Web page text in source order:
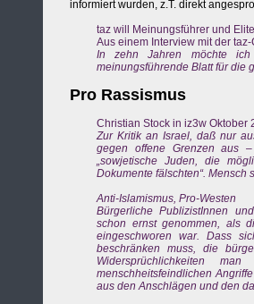
informiert wurden, z.T. direkt
taz will Meinungsführer und
Aus einem Interview mit der
In zehn Jahren möchte
meinungsführende Blatt für die
Pro Rassismus
Christian Stock in iz3w Oktober
Zur Kritik an Israel, daß nur
gegen offene Grenzen aus
„sowjetische Juden, die
Dokumente fälschten“. Mensch
Anti-Islamismus, Pro-Westen
Bürgerliche PublizistInnen
schon ernst genommen, als
eingeschworen war. Dass
beschränken muss, die
Widersprüchlichkeiten
menschheitsfeindlichen
aus den Anschlägen und den